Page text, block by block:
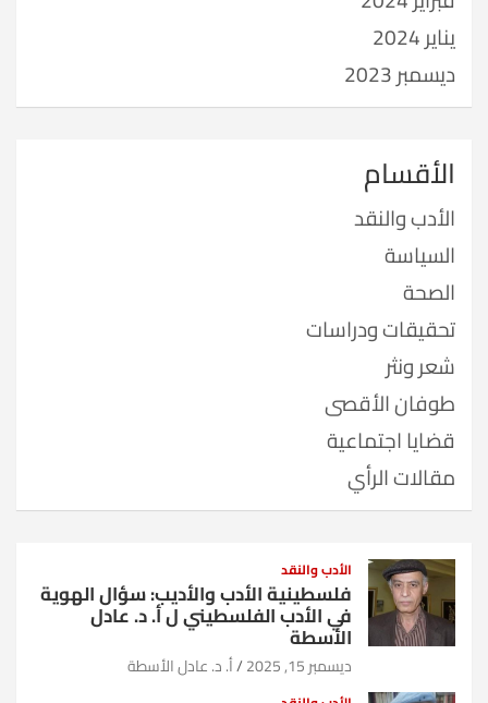
يناير 2024
ديسمبر 2023
الأقسام
الأدب والنقد
السياسة
الصحة
تحقيقات ودراسات
شعر ونثر
طوفان الأقصى
قضايا اجتماعية
مقالات الرأي
الأدب والنقد
فلسطينية الأدب والأديب: سؤال الهوية
في الأدب الفلسطيني ل أ. د. عادل
الأسطة
ديسمبر 15, 2025 أ. د. عادل الأسطة